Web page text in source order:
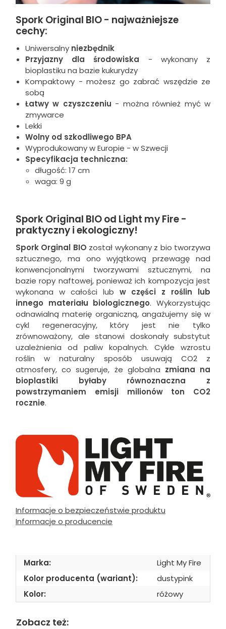
Spork Original BIO - najważniejsze
cechy:
Uniwersalny niezbędnik
Przyjazny dla środowiska - wykonany z
bioplastiku na bazie kukurydzy
Kompaktowy - możesz go zabrać wszędzie ze
sobą
Łatwy w czyszczeniu - można również myć w
zmywarce
Lekki
Wolny od szkodliwego BPA
Wyprodukowany w Europie - w Szwecji
Specyfikacja techniczna:
długość: 17 cm
waga: 9 g
Spork Original BIO od Light my Fire -
praktyczny i ekologiczny!
Spork Orginal BIO został wykonany z bio tworzywa
sztucznego, ma ono wyjątkową przewagę nad
konwencjonalnymi tworzywami sztucznymi, na
bazie ropy naftowej, ponieważ ich kompozycja jest
wykonana w całości lub w części z roślin lub
innego materiału biologicznego. Wykorzystując
odnawialną materię organiczną, angażujemy się w
cykl regeneracyjny, który jest nie tylko
zrównoważony, ale stanowi doskonały substytut
uzależnienia od paliw kopalnych. Cykle wzrostu
roślin w naturalny sposób usuwają CO2 z
atmosfery, co sugeruje, że globalna zmiana na
bioplastiki byłaby równoznaczna z
powstrzymaniem emisji milionów ton CO2
rocznie.
Informacje o bezpieczeństwie produktu
Informacje o producencie
Marka:
Light My Fire
Kolor producenta (wariant):
dustypink
Kolor:
różowy
Zobacz też: